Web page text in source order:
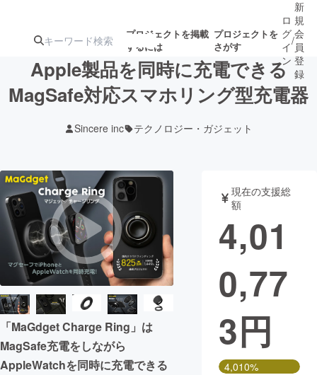
プロジェクトを掲載
するには
プロジェクトを
さがす
ターン
ジェクト
ロジェクト
アート・写真 音楽
テクノロジー・ガジェット ゲーム・サ
映像・映画
ビジネス・起業
まちづくり・地域活性化
ロ
グ
イ
ン
/
新
規
会
員
登
録
Apple製品を同時に充電できる
MagSafe対応スマホリング型充電器
Sincere inc テクノロジー・ガジェット
「MaGdget Charge Ring」は
MagSafe充電をしながら
AppleWatchを同時に充電できる
現在の支援総
額
4,01
0,77
3円
4,010%